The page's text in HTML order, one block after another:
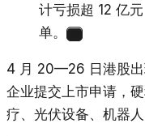
计亏损超 12 亿
单。
4 月 20—26 日港股出
企业提交上市申请，
疗、光伏设备、机器